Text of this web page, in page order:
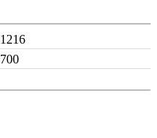
1216
700